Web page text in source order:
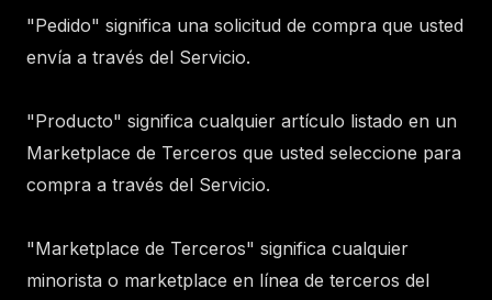
"Pedido" significa una solicitud de compra que usted
envía a través del Servicio.
"Producto" significa cualquier artículo listado en un
Marketplace de Terceros que usted seleccione para
compra a través del Servicio.
"Marketplace de Terceros" significa cualquier
minorista o marketplace en línea de terceros del